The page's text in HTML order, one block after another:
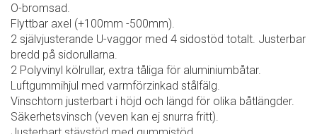
O-bromsad.
Flyttbar axel (+100mm -500mm).
2 självjusterande U-vaggor med 4 sidostöd totalt. Justerbar
bredd på sidorullarna.
2 Polyvinyl kölrullar, extra tåliga för aluminiumbåtar.
Luftgummihjul med varmförzinkad stålfälg.
Vinschtorn justerbart i höjd och längd för olika båtlängder.
Säkerhetsvinsch (veven kan ej snurra fritt).